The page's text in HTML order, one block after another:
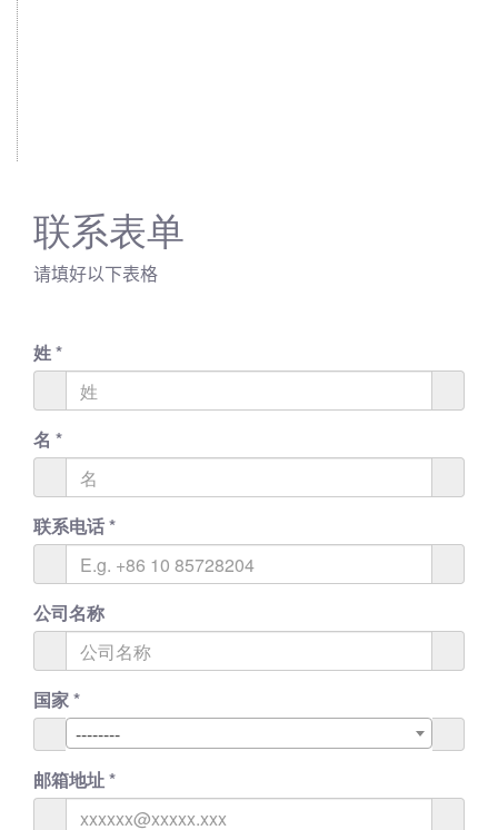
联系表单
请填好以下表格
姓*
名 *
联系电话*
公司名称
国家*
--------
邮箱地址*